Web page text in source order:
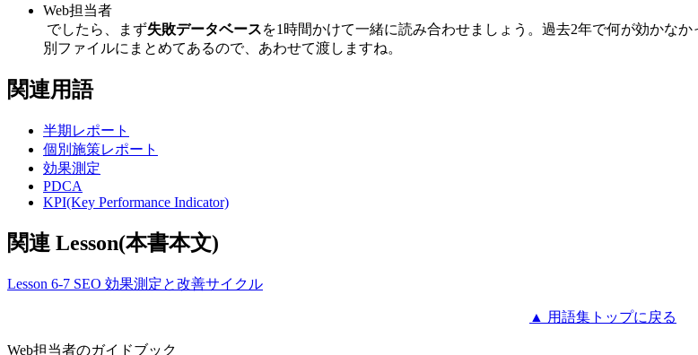
Web担当者
でしたら、まず失敗データベースを1時間かけて一緒に読み合わせましょう。過去2年で何が効かな
別ファイルにまとめてあるので、あわせて渡しますね。
関連用語
半期レポート
個別施策レポート
効果測定
PDCA
KPI(Key Performance Indicator)
関連 Lesson(本書本文)
Lesson 6-7 SEO 効果測定と改善サイクル
▲ 用語集トップに戻る
Web担当者のガイドブック